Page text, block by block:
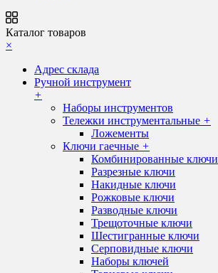
Каталог товаров
×
Адрес склада
Ручной инструмент
+
Наборы инструментов
Тележки инструментальные +
Ложементы
Ключи гаечные +
Комбинированные ключи
Разрезные ключи
Накидные ключи
Рожковые ключи
Разводные ключи
Трещоточные ключи
Шестигранные ключи
Серповидные ключи
Наборы ключей